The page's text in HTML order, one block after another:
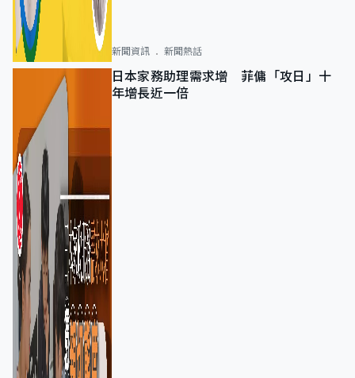
新聞資訊 新聞熱話
日本家務助理需求增 菲傭「攻日」十
年增長近一倍